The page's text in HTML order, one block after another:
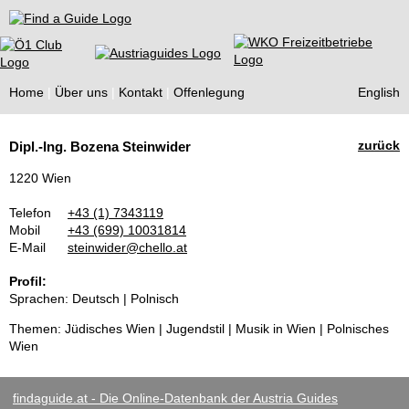
Find a Guide
Home Über uns Kontakt Offenlegung English
Guides
zurück
Dipl.-Ing. Bozena Steinwider
1220 Wien
Telefon
+43 (1) 7343119
Mobil
+43 (699) 10031814
E-Mail
steinwider@chello.at
Profil:
Sprachen: Deutsch | Polnisch
Themen: Jüdisches Wien | Jugendstil | Musik in Wien | Polnisches
Wien
findaguide.at - Die Online-Datenbank der Austria Guides